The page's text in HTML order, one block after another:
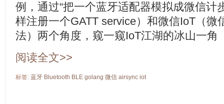
例，通过“把一个蓝牙适配器模拟成微信计
样注册一个GATT service）和微信IoT（微
法）两个角度，窥一窥IoT江湖的冰山一角
阅读全文>>
标签: 蓝牙 Bluetooth BLE golang 微信 airsync iot